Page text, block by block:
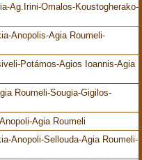
Ag.Irini-Omalos-Koustogherako-
Anopolis-Agia Roumeli-
Potámos-Agios Ioannis-Agia
Roumeli-Sougia-Gigilos-
Agia Roumeli
Anopoli-Sellouda-Agia Roumeli-